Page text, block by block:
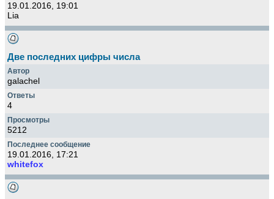
19.01.2016, 19:01
Lia
Две последних цифры числа
galachel
4
5212
19.01.2016, 17:21
whitefox